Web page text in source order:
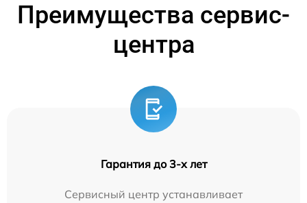
Преимущества сервис-
центра
Гарантия до 3-х лет
Сервисный центр устанавливает